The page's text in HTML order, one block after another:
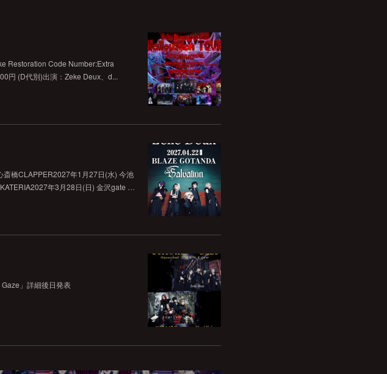
Restoration Code Number:Extra
円 (D代別)出演：Zeke Deux、d...
橋CLAPPER2027年1月27日(水) 今池
年3月28日(日) 金沢gate …
」詳細後日発表